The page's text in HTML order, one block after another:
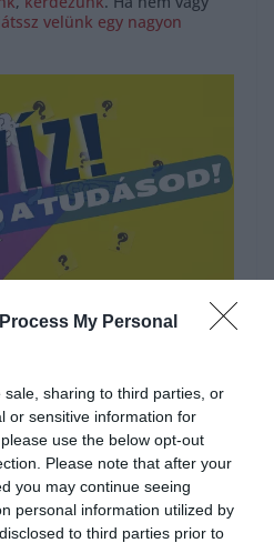
My Personal
sharing to third parties, or
or sensitive information for
use the below opt-out
Please note that after your
you may continue seeing
personal information utilized by
to third parties prior to
velünk egy nagyon
Hirdetés